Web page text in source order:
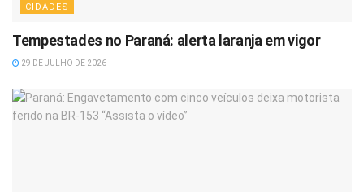
CIDADES
Tempestades no Paraná: alerta laranja em vigor
29 DE JULHO DE 2026